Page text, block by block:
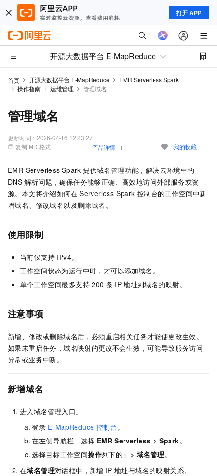
打开 APP
开源大数据平台 E-MapReduce
首页 开源大数据平台 E-MapReduce
EMR Serverless Spark
操作指南
运维管理 管理域名
管理域名
更新时间： 2026-04-16 12:23:27
复制 MD 格式
产品详情 我的收藏
EMR Serverless Spark 提供域名管理功能，解决云环境中的
DNS 解析问题，确保任务能够正确、高效地访问外部服务或资
源。本文将介绍如何在 Serverless Spark 控制台的工作空间中新
增域名、修改域名以及删除域名。
使用限制
当前仅支持 IPv4。
工作空间状态为运行中时，才可以添加域名。
单个工作空间最多支持 200 条 IP 地址到域名的映射。
注意事项
新增、修改或删除域名后，必须重启相关任务才能使更改生效。
如果未重启任务，域名映射的更改不会生效，可能导致服务访问
异常或业务中断。
新增域名
进入域名管理入口。
登录 E-MapReduce 控制台。
在左侧导航栏，选择 EMR Serverless > Spark。
选择目标工作空间操作列下的 > 域名管理。
在域名管理对话框中，新增 IP 地址与域名的映射关系。